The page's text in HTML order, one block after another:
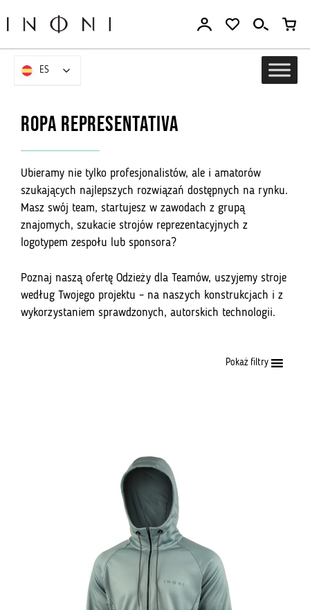
Ropa representativa
Ubieramy nie tylko profesjonalistów, ale i amatorów
szukających najlepszych rozwiązań dostępnych na rynku.
Masz swój team, startujesz w zawodach z grupą
znajomych, szukacie strojów reprezentacyjnych z
logotypem zespołu lub sponsora?
Poznaj naszą ofertę Odzieży dla Teamów, uszyjemy stroje
według Twojego projektu – na naszych konstrukcjach i z
wykorzystaniem sprawdzonych, autorskich technologii.
Pokaż filtry
ES
ES